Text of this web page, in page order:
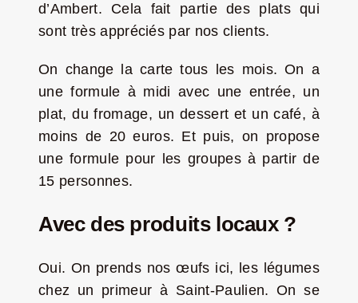
d’Ambert. Cela fait partie des plats qui
sont très appréciés par nos clients.
On change la carte tous les mois. On a
une formule à midi avec une entrée, un
plat, du fromage, un dessert et un café, à
moins de 20 euros. Et puis, on propose
une formule pour les groupes à partir de
15 personnes.
Avec des produits locaux ?
Oui. On prends nos œufs ici, les légumes
chez un primeur à Saint-Paulien. On se